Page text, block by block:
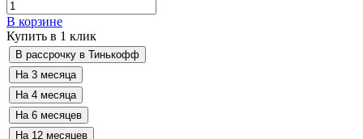
В корзине
Купить в 1 клик